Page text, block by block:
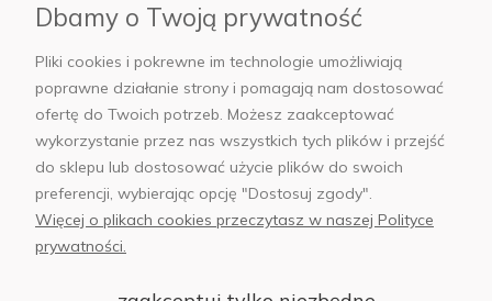
AB Foto
sklep@abfoto.pl
+48 797 971 275
Dbamy o Twoją prywatność
Pliki cookies i pokrewne im technologie umożliwiają
poprawne działanie strony i pomagają nam dostosować
ofertę do Twoich potrzeb. Możesz zaakceptować
wykorzystanie przez nas wszystkich tych plików i przejść
do sklepu lub dostosować użycie plików do swoich
preferencji, wybierając opcję "Dostosuj zgody".
Więcej o plikach cookies przeczytasz w naszej Polityce
prywatności.